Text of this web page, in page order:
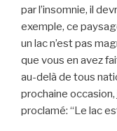
par l’insomnie, il
exemple, ce
un lac n’est pas
que vous en avez
au-delà de tous
prochaine
proclamé: “Le lac